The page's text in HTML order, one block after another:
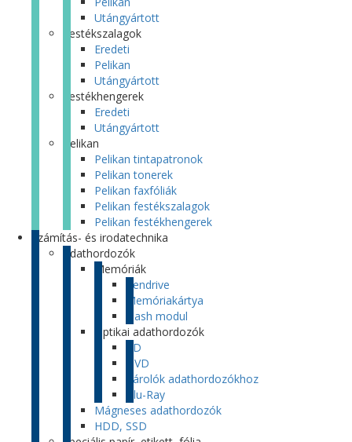
Utángyártott
Festékszalagok
Eredeti
Pelikan
Utángyártott
Festékhengerek
Eredeti
Utángyártott
Pelikan
Pelikan tintapatronok
Pelikan tonerek
Pelikan faxfóliák
Pelikan festékszalagok
Pelikan festékhengerek
Számítás- és irodatechnika
Adathordozók
Memóriák
Pendrive
Memóriakártya
Flash modul
Optikai adathordozók
CD
DVD
Tárolók adathordozókhoz
Blu-Ray
Mágneses adathordozók
HDD, SSD